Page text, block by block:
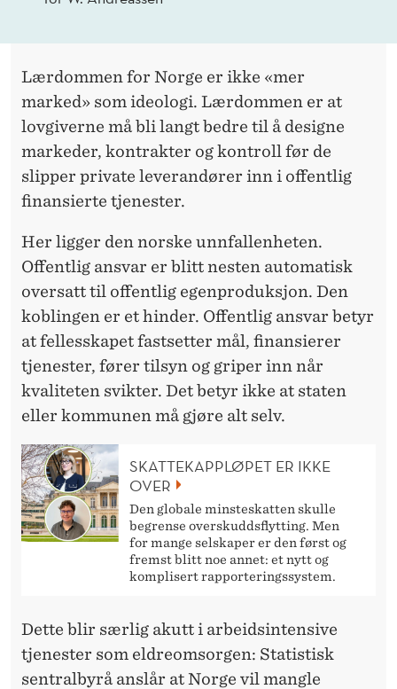
Lærdommen for Norge er ikke «mer
marked» som ideologi. Lærdommen er at
lovgiverne må bli langt bedre til å designe
markeder, kontrakter og kontroll før de
slipper private leverandører inn i offentlig
finansierte tjenester.
Her ligger den norske unnfallenheten.
Offentlig ansvar er blitt nesten automatisk
oversatt til offentlig egenproduksjon. Den
koblingen er et hinder. Offentlig ansvar betyr
at fellesskapet fastsetter mål, finansierer
tjenester, fører tilsyn og griper inn når
kvaliteten svikter. Det betyr ikke at staten
eller kommunen må gjøre alt selv.
SKATTEKAPPLØPET ER IKKE
OVER
Den globale minsteskatten skulle
begrense overskuddsflytting. Men
for mange selskaper er den først og
fremst blitt noe annet: et nytt og
komplisert rapporteringssystem.
Dette blir særlig akutt i arbeidsintensive
tjenester som eldreomsorgen: Statistisk
sentralbyrå anslår at Norge vil mangle